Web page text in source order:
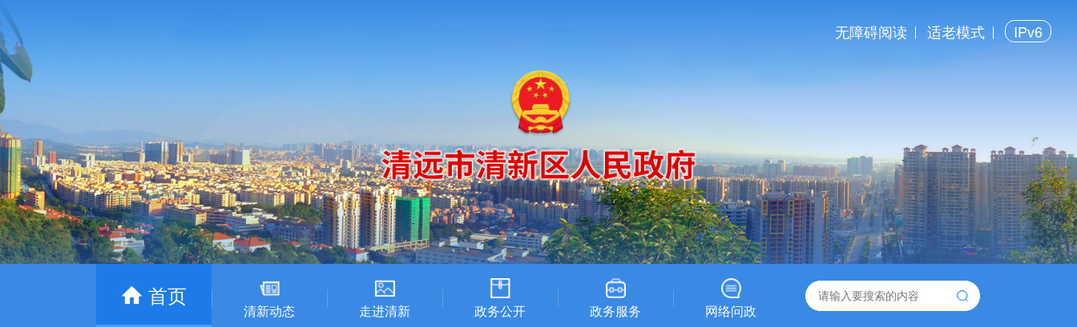
无障碍阅读 适老模式 IPv6
首页
清新动态 走进清新 政务公开 政务服务 网络问政